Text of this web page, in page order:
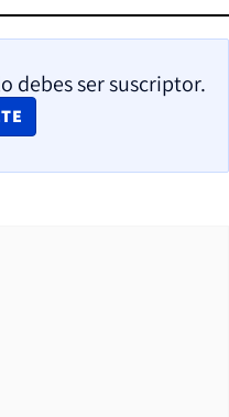
debes ser suscriptor.
WINDOW